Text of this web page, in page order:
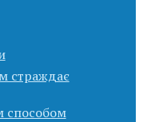
страждає
способом